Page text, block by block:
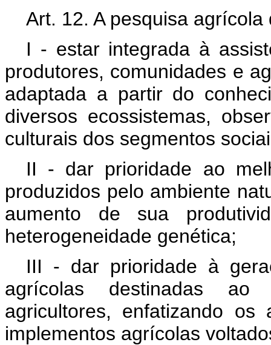
Art. 12. A pesquisa agrícola
I - estar integrada à
produtores, comunidades e
adaptada a partir do
diversos ecossistemas,
culturais dos segmentos
II - dar prioridade ao
produzidos pelo ambiente
aumento de sua
heterogeneidade genética;
III - dar prioridade à
agrícolas destinadas ao
agricultores, enfatizando os
implementos agrícolas